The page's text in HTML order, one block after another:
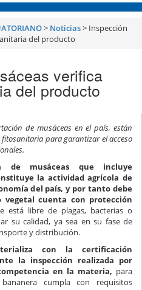
> Noticias> Inspección
del producto
verifica
del producto
de musáceas en el país, están
para garantizar el acceso
de musáceas que incluye
la actividad agrícola de
del país, y por tanto debe
cuenta con protección
está libre de plagas, bacterias o
su calidad, ya sea en su fase de
y distribución.
con la certificación
la inspección realizada por
en la materia, para
cumpla con requisitos